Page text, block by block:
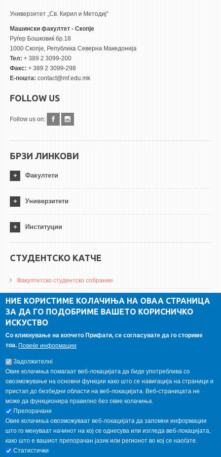
Универзитет „Св. Кирил и Методиј“
Машински факултет - Скопје
Руѓер Бошковиќ бр.18
1000 Скопје, Република Северна Македонија
Тел: + 389 2 3099-200
Факс: + 389 2 3099-298
Е-пошта: contact@mf.edu.mk
FOLLOW US
Follow us on:
БРЗИ ЛИНКОВИ
Факултети
Универзитети
Институции
СТУДЕНТСКО КАТЧЕ
Факултетско студентско собрание
ДА Винчи магазин
Алумни асоцијација
ГАЛЕРИЈА
НИЕ КОРИСТИМЕ КОЛАЧИЊА НА ОВАА СТРАНИЦА
ЗА ДА ГО ПОДОБРИМЕ ВАШЕТО КОРИСНИЧКО
ИСКУСТВО
Со кликнување на копчето Прифати, се согласувате да го сториме
тоа. Повеќе информации
Задолжителнi
Овие колачиња помагаат веб-локацијата да биде употреблива со
овозможување на основни функции како што се навигација на страници и
пристап до безбедни области на веб-локацијата. Веб-страницата не
може да функционира правилно без овие колачиња.
Препорачани
Овие колачиња овозможуваат веб-локацијата да запомни информации
што го менуваат начинот на кој се однесува или изгледа веб-локацијата,
како што е вашиот препорачан јазик или регионот во кој се наоѓате.
Статистички